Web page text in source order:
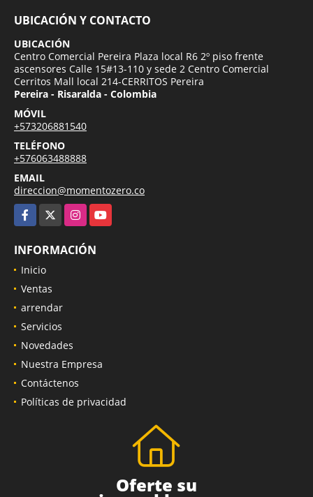
UBICACIÓN Y CONTACTO
UBICACIÓN
Centro Comercial Pereira Plaza local R6 2º piso frente
ascensores Calle 15#13-110 y sede 2 Centro Comercial
Cerritos Mall local 214-CERRITOS Pereira
Pereira - Risaralda - Colombia
MÓVIL
+573206881540
TELÉFONO
+576063488888
EMAIL
direccion@momentozero.co
Facebook
InstagramYouTube
INFORMACIÓN
Inicio
Ventas
arrendar
Servicios
Novedades
Nuestra Empresa
Contáctenos
Políticas de privacidad
Oferte su